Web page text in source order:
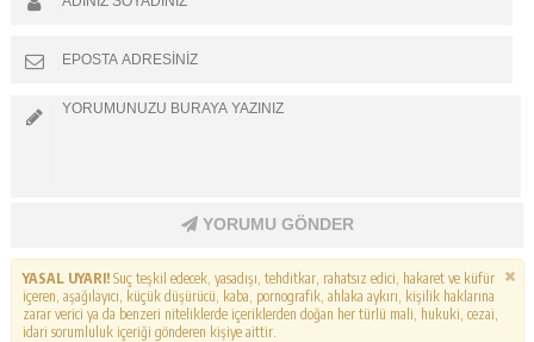
YORUMU GÖNDER
YASAL UYARI!Suç teşkil edecek, yasadışı, tehditkar, rahatsız edici, hakaret ve küfür
içeren, aşağılayıcı, küçük düşürücü, kaba, pornografik, ahlaka aykırı, kişilik haklarına
zarar verici ya da benzeri niteliklerde içeriklerden doğan her türlü mali, hukuki, cezai,
idari sorumluluk içeriği gönderen kişiye aittir.